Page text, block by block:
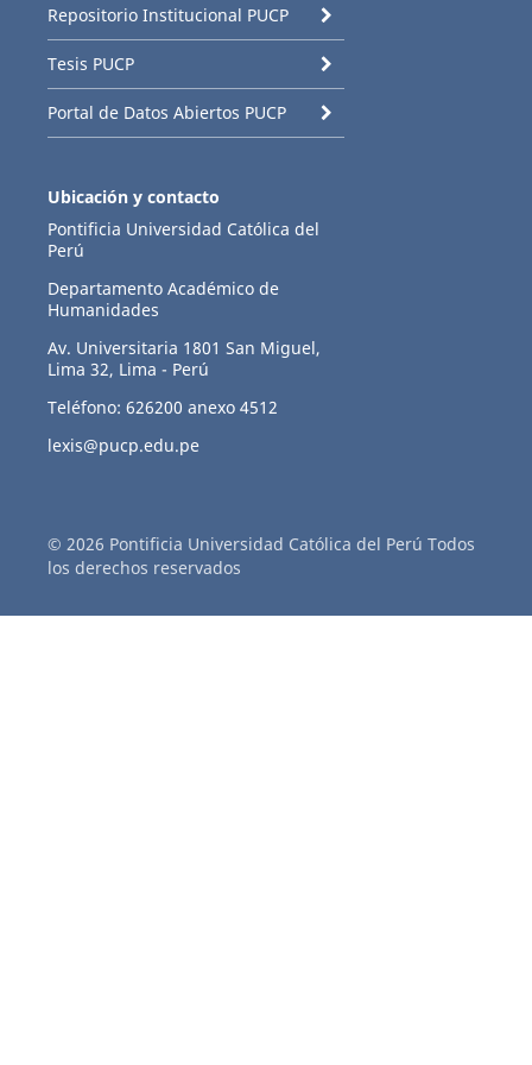
Repositorio Institucional PUCP
Tesis PUCP
Portal de Datos Abiertos PUCP
Ubicación y contacto
Pontificia Universidad Católica del
Perú
Departamento Académico de
Humanidades
Av. Universitaria 1801 San Miguel,
Lima 32, Lima - Perú
Teléfono: 626200 anexo 4512
lexis@pucp.edu.pe
© 2026 Pontificia Universidad Católica del Perú Todos
los derechos reservados